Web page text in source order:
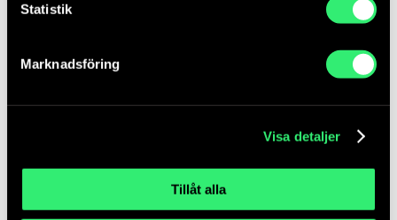
Statistik
Marknadsföring
Visa detaljer
Tillåt alla
– Reflektioner om monument och
minneskonstens roll i våra gemensamma...